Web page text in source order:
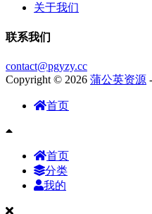
关于我们
联系我们
contact@pgyzy.cc
Copyright © 2026 蒲公英资源
首页
首页
分类
我的